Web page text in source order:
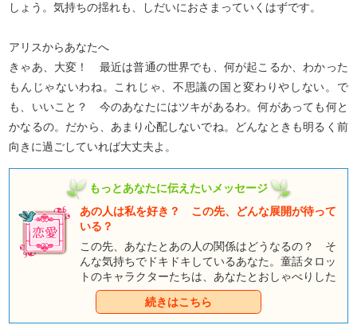
しょう。気持ちの揺れも、しだいにおさまっていくはずです。
アリスからあなたへ
きゃあ、大変！ 最近は普通の世界でも、何が起こるか、わかった
もんじゃないわね。これじゃ、不思議の国と変わりやしない。で
も、いいこと？ 今のあなたにはツキがあるわ。何があっても何と
かなるの。だから、あまり心配しないでね。どんなときも明るく前
向きに過ごしていれば大丈夫よ。
もっとあなたに伝えたいメッセージ
あの人は私を好き？ この先、どんな展開が待って
いる？
この先、あなたとあの人の関係はどうなるの？ そ
んな気持ちでドキドキしているあなた。童話タロッ
トのキャラクターたちは、あなたとおしゃべりした
くて、そわそわしているようですよ。みんなとのお
しゃべりを通して、あなただけのハッピーエンドを
つかんでくださいね。
続きはこちら